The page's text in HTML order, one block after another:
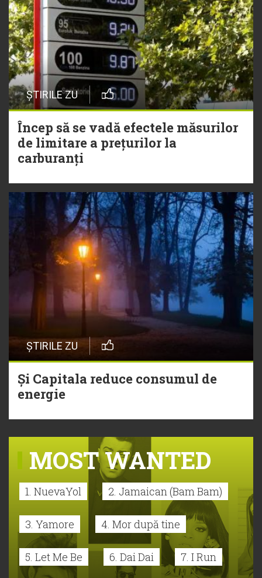
ȘTIRILE ZU
Încep să se vadă efectele măsurilor
de limitare a prețurilor la
carburanți
ȘTIRILE ZU
Și Capitala reduce consumul de
energie
MOST WANTED
1. NuevaYol 2. Jamaican (Bam Bam)
3. Yamore 4. Mor după tine
5. Let Me Be 6. Dai Dai 7. I Run